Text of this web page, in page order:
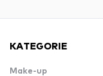
KATEGORIE
Make-up